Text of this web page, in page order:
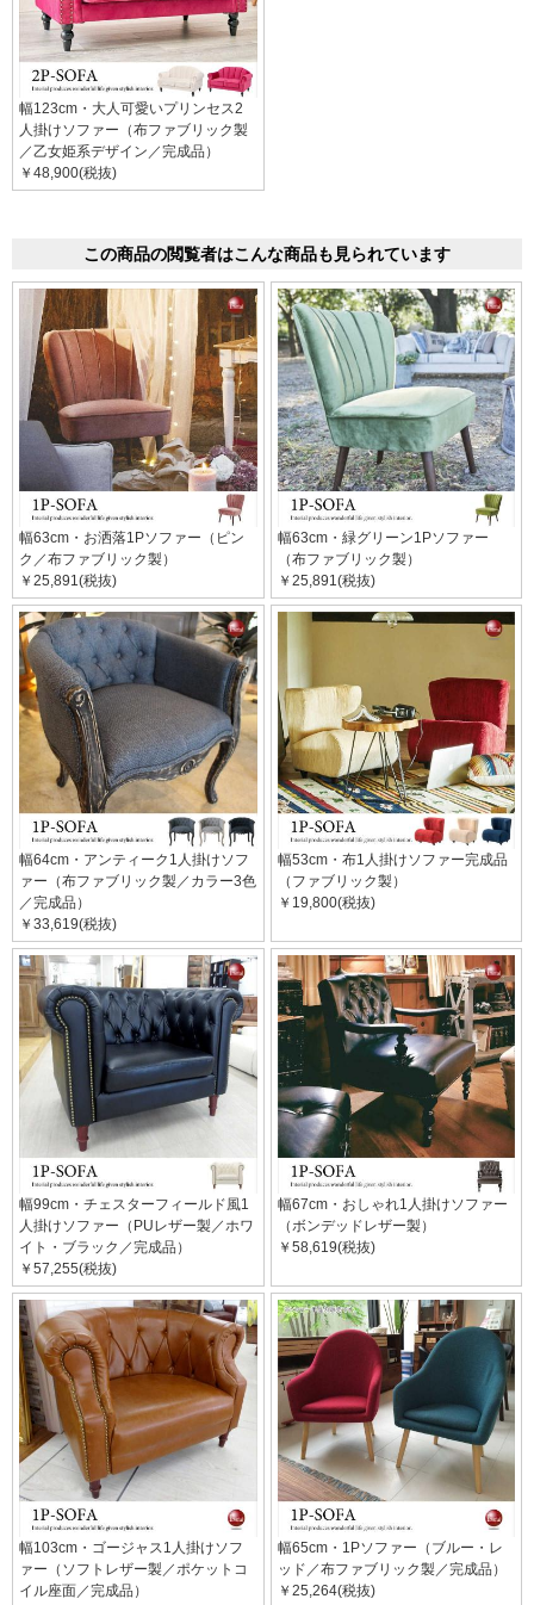
幅123cm・大人可愛いプリンセス2
人掛けソファー（布ファブリック製
／乙女姫系デザイン／完成品）
￥48,900(税抜)
この商品の閲覧者はこんな商品も見られています
幅63cm・お洒落1Pソファー（ピン
ク／布ファブリック製）
￥25,891(税抜)
幅63cm・緑グリーン1Pソファー
（布ファブリック製）
￥25,891(税抜)
幅64cm・アンティーク1人掛けソフ
ァー（布ファブリック製／カラー3色
／完成品）
￥33,619(税抜)
幅53cm・布1人掛けソファー完成品
（ファブリック製）
￥19,800(税抜)
幅99cm・チェスターフィールド風1
人掛けソファー（PUレザー製／ホワ
イト・ブラック／完成品）
￥57,255(税抜)
幅67cm・おしゃれ1人掛けソファー
（ボンデッドレザー製）
￥58,619(税抜)
幅103cm・ゴージャス1人掛けソフ
ァー（ソフトレザー製／ポケットコ
イル座面／完成品）
幅65cm・1Pソファー（ブルー・レ
ッド／布ファブリック製／完成品）
￥25,264(税抜)